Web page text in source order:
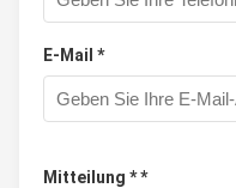
E-Mail *
Mitteilung * *